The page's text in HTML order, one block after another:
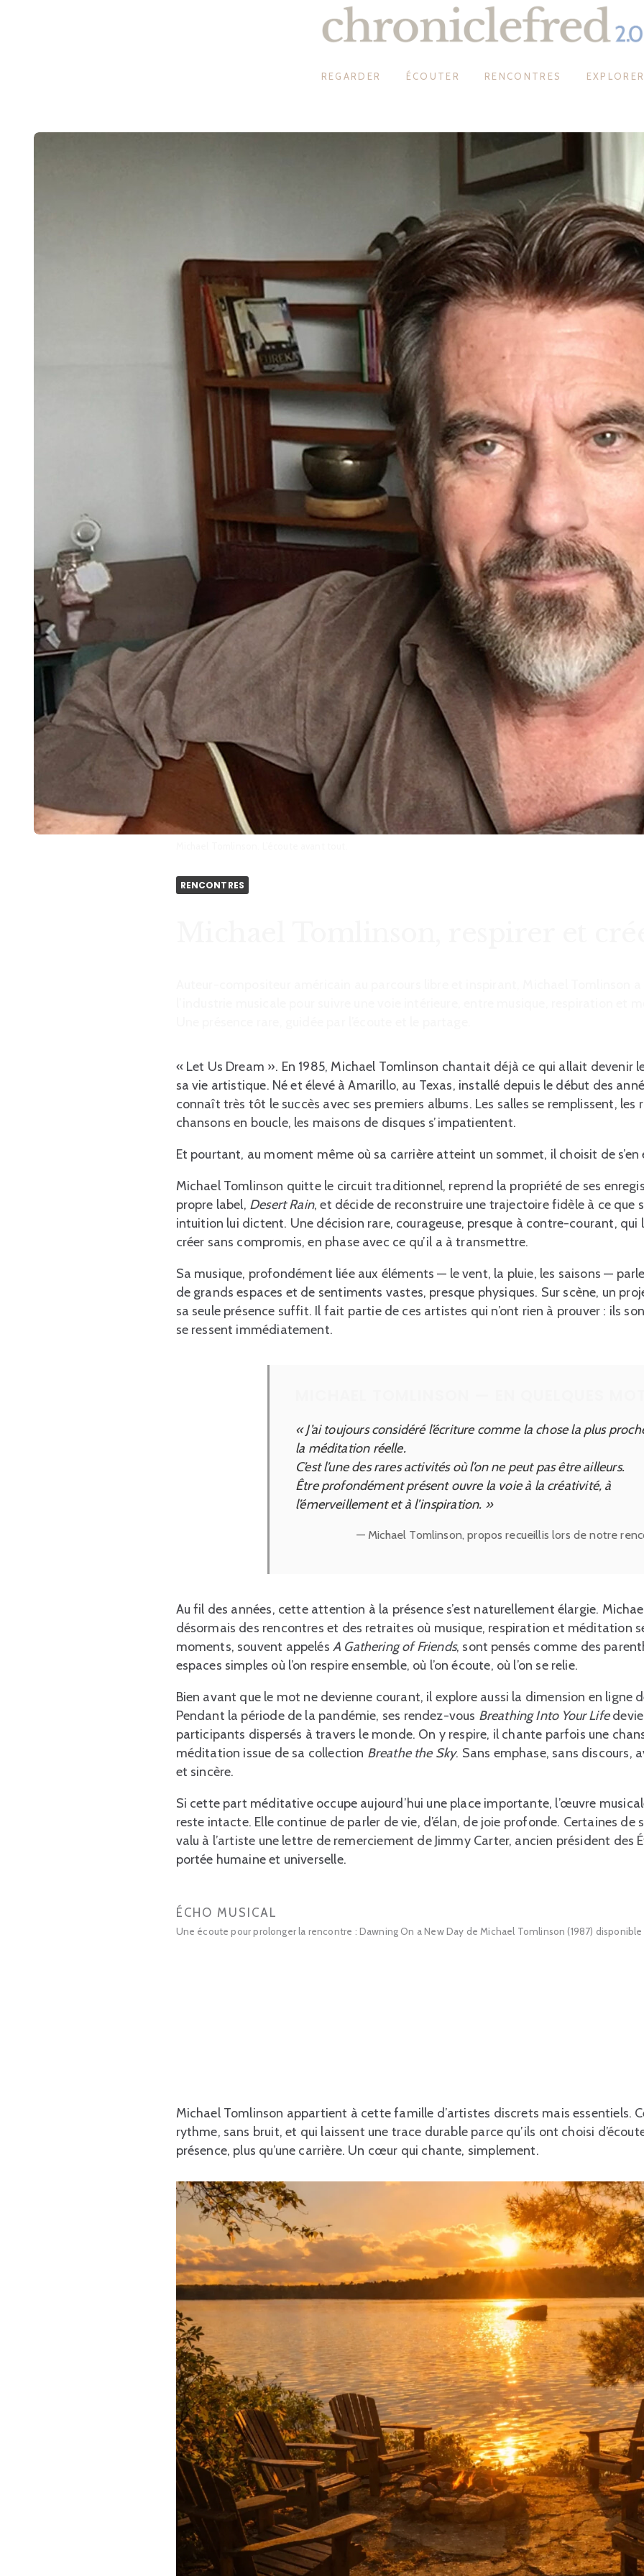
REGARDER ÉCOUTER RENCONTRES
RENCONTRES
« Let Us Dream ». En 1985, Michael Tomlinson chantait déjà ce qui allait devenir
sa vie artistique. Né et élevé à Amarillo, au Texas, installé depuis le début des
connaît très tôt le succès avec ses premiers albums. Les salles se remplissent,
chansons en boucle, les maisons de disques s’impatientent.
Et pourtant, au moment même où sa carrière atteint un sommet, il choisit de s’en
Michael Tomlinson quitte le circuit traditionnel, reprend la propriété de ses
propre label, Desert Rain, et décide de reconstruire une trajectoire fidèle à ce que
intuition lui dictent. Une décision rare, courageuse, presque à contre-courant,
créer sans compromis, en phase avec ce qu’il a à transmettre.
Sa musique, profondément liée aux éléments — le vent, la pluie, les saisons —
de grands espaces et de sentiments vastes, presque physiques. Sur scène, un
sa seule présence suffit. Il fait partie de ces artistes qui n’ont rien à prouver : ils
se ressent immédiatement.
« J’ai toujours considéré l’écriture comme la chose la plus
la méditation réelle.
C’est l’une des rares activités où l’on ne peut pas être ailleurs.
Être profondément présent ouvre la voie à la créativité, à
l’émerveillement et à l’inspiration. »
— Michael Tomlinson, propos recueillis lors de notre
Au fil des années, cette attention à la présence s’est naturellement élargie.
désormais des rencontres et des retraites où musique, respiration et méditation
moments, souvent appelés A Gathering of Friends, sont pensés comme des
espaces simples où l’on respire ensemble, où l’on écoute, où l’on se relie.
Bien avant que le mot ne devienne courant, il explore aussi la dimension en ligne
Pendant la période de la pandémie, ses rendez-vous Breathing Into Your Life
participants dispersés à travers le monde. On y respire, il chante parfois une
méditation issue de sa collection Breathe the Sky. Sans emphase, sans discours,
et sincère.
Si cette part méditative occupe aujourd’hui une place importante, l’œuvre
reste intacte. Elle continue de parler de vie, d’élan, de joie profonde. Certaines de
valu à l’artiste une lettre de remerciement de Jimmy Carter, ancien président des
portée humaine et universelle.
ÉCHO MUSICAL
Une écoute pour prolonger la rencontre : Dawning On a New Day de Michael Tomlinson (1987)
Michael Tomlinson appartient à cette famille d’artistes discrets mais essentiels.
rythme, sans bruit, et qui laissent une trace durable parce qu’ils ont choisi
présence, plus qu’une carrière. Un cœur qui chante, simplement.